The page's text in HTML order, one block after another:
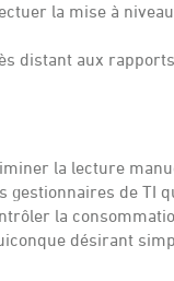
la mise à
distant aux
la lecture
gestionnaires de TI
la
désirant